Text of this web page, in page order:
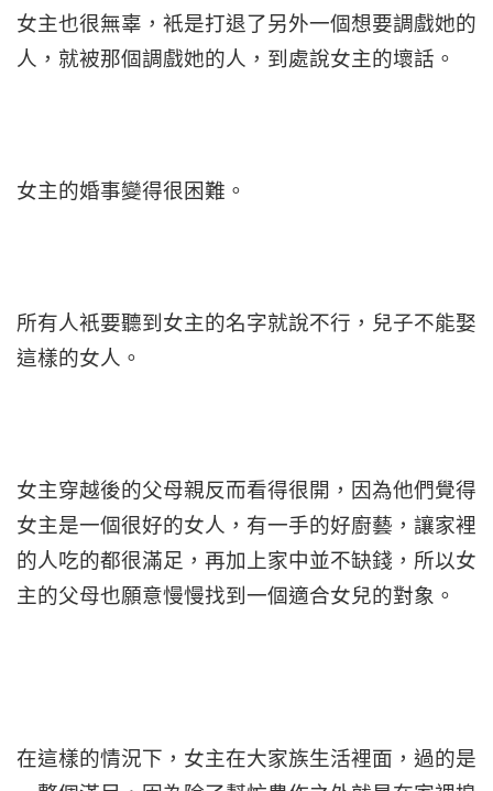
女主也很無辜，衹是打退了另外一個想要調戲她的
人，就被那個調戲她的人，到處說女主的壞話。
女主的婚事變得很困難。
所有人衹要聽到女主的名字就說不行，兒子不能娶
這樣的女人。
女主穿越後的父母親反而看得很開，因為他們覺得
女主是一個很好的女人，有一手的好廚藝，讓家裡
的人吃的都很滿足，再加上家中並不缺錢，所以女
主的父母也願意慢慢找到一個適合女兒的對象。
在這樣的情況下，女主在大家族生活裡面，過的是